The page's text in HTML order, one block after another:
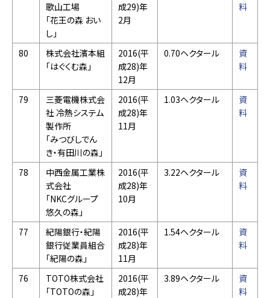
歌山工場
「花王の森 おい
し」
成29)年
2月
料
80
株式会社濱本組
「はぐくむ森」
2016(平
成28)年
12月
0.70ヘクタール
資
料
79
三菱電機株式会
社 冷熱システム
製作所
「みつびしでん
き・有田川の森」
2016(平
成28)年
11月
1.03ヘクタール
資
料
78
中西金属工業株
式会社
「NKCグループ
悠久の森」
2016(平
成28)年
10月
3.22ヘクタール
資
料
77
紀陽銀行・紀陽
銀行従業員組合
「紀陽の森」
2016(平
成28)年
11月
1.54ヘクタール
資
料
76
TOTO株式会社
「TOTOの森」
2016(平
成28)年
3.89ヘクタール
資
料